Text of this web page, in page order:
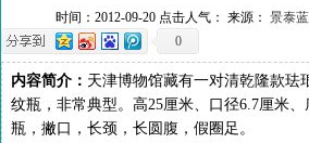
时间：2012-09-20 点击人气： 来源： 景泰
0
内容简介： 天津博物馆藏有一对清乾隆款珐
纹瓶，非常典型。高25厘米、口径6.7厘米
瓶，撇口，长颈，长圆腹，假圈足。